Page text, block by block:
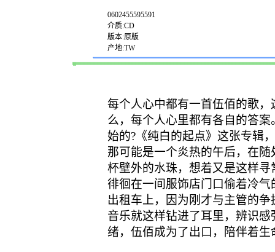
0602455595591
介质:CD
版本:原版
产地:TW
每个人心中都有一首伍佰的歌
么，每个人心里都有各自的答
始的?《纯白的起点》这张专辑
那可能是一个炎热的午后，在
杯壁外的水珠，想着又是这样
徘徊在一间服饰店门口偷着冷
出租车上，因为刚才与主管的
音乐就这样钻进了耳里，辨识
绪，伍佰成为了出口，陪伴着生